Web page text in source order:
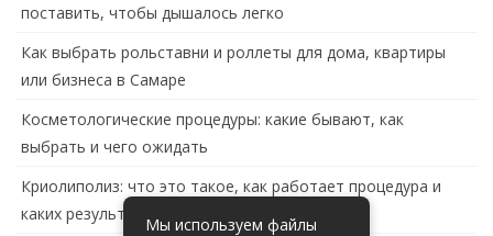
поставить, чтобы дышалось легко
Как выбрать рольставни и роллеты для дома, квартиры
или бизнеса в Самаре
Косметологические процедуры: какие бывают, как
выбрать и чего ожидать
Криолиполиз: что это такое, как работает процедура и
каких результатов ждать
Мы используем файлы